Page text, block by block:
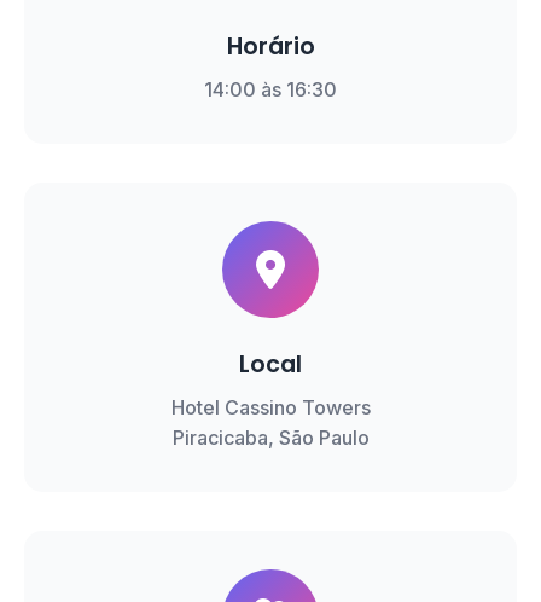
Horário
14:00 às 16:30
Local
Hotel Cassino Towers
Piracicaba, São Paulo